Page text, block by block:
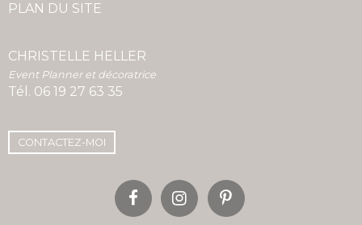
PLAN DU SITE
CHRISTELLE HELLER
Event Planner et décoratrice
Tél. 06 19 27 63 35
CONTACTEZ-MOI